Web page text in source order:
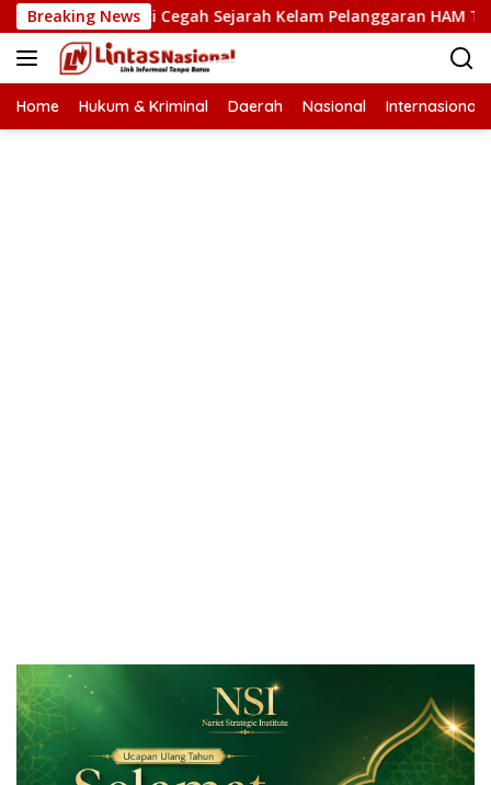
Langsung
ke
konten
Breaking News
Kunci Cegah Sejarah Kelam Pelanggaran HAM Terulang di
Home Hukum & Kriminal Daerah Nasional Internasional